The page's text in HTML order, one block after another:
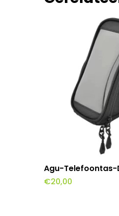
Toevoegen
Agu-Telefoontas-
€20,00